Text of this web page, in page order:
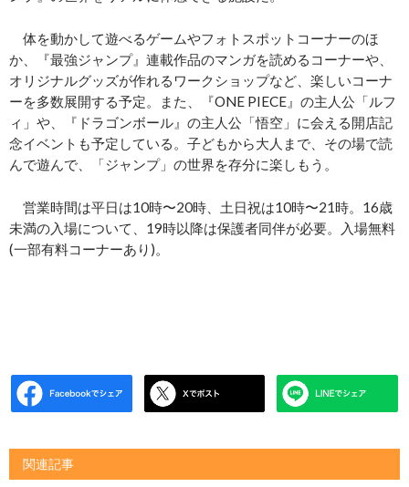
体を動かして遊べるゲームやフォトスポットコーナーのほ
か、『最強ジャンプ』連載作品のマンガを読めるコーナーや、
オリジナルグッズが作れるワークショップなど、楽しいコーナ
ーを多数展開する予定。また、『ONE PIECE』の主人公「ルフ
ィ」や、『ドラゴンボール』の主人公「悟空」に会える開店記
念イベントも予定している。子どもから大人まで、その場で読
んで遊んで、「ジャンプ」の世界を存分に楽しもう。
営業時間は平日は10時〜20時、土日祝は10時〜21時。16歳
未満の入場について、19時以降は保護者同伴が必要。入場無料
(一部有料コーナーあり)。
関連記事